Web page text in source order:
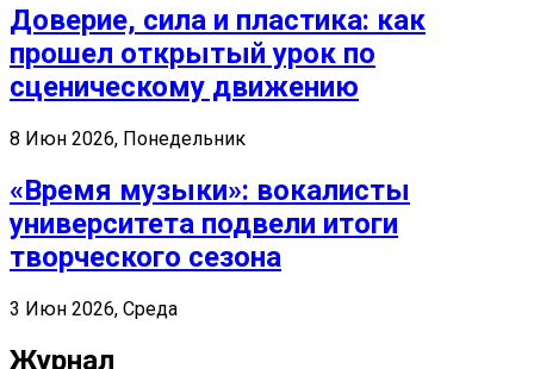
Доверие, сила и пластика: как
прошел открытый урок по
сценическому движению
8 Июн 2026, Понедельник
«Время музыки»: вокалисты
университета подвели итоги
творческого сезона
3 Июн 2026, Среда
Журнал